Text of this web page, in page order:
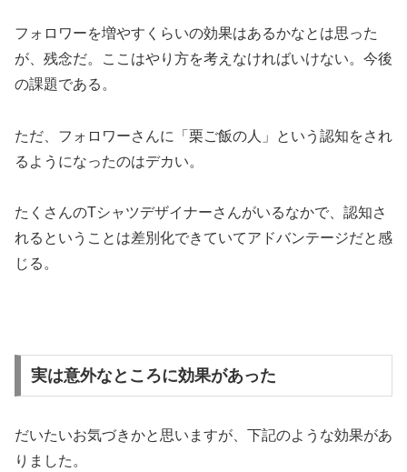
フォロワーを増やすくらいの効果はあるかなとは思った
が、残念だ。ここはやり方を考えなければいけない。今後
の課題である。
ただ、フォロワーさんに「栗ご飯の人」という認知をされ
るようになったのはデカい。
たくさんのTシャツデザイナーさんがいるなかで、認知さ
れるということは差別化できていてアドバンテージだと感
じる。
実は意外なところに効果があった
だいたいお気づきかと思いますが、下記のような効果があ
りました。